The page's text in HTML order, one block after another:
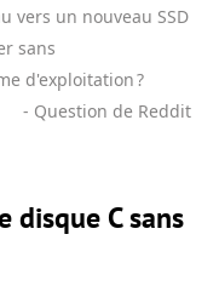
vers un nouveau SSD
sans
d'exploitation ?
- Question de Reddit
disque C sans